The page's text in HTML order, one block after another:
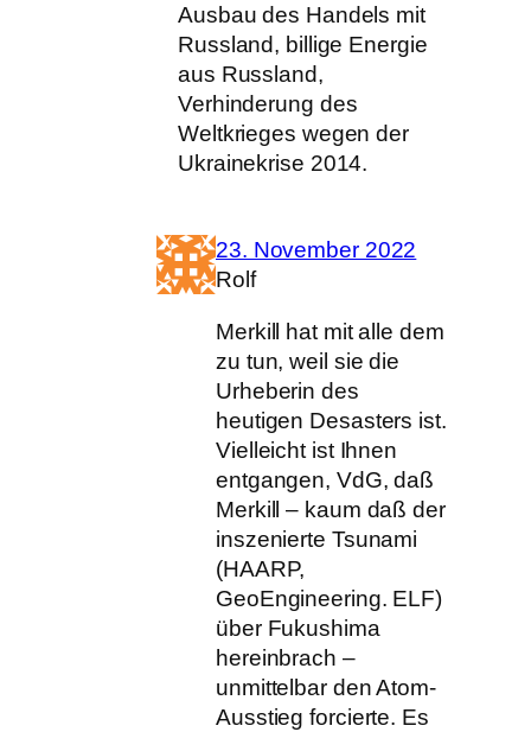
Ausbau des Handels mit
Russland, billige Energie
aus Russland,
Verhinderung des
Weltkrieges wegen der
Ukrainekrise 2014.
23. November 2022
Rolf
Merkill hat mit alle dem
zu tun, weil sie die
Urheberin des
heutigen Desasters ist.
Vielleicht ist Ihnen
entgangen, VdG, daß
Merkill – kaum daß der
inszenierte Tsunami
(HAARP,
GeoEngineering. ELF)
über Fukushima
hereinbrach –
unmittelbar den Atom-
Ausstieg forcierte. Es